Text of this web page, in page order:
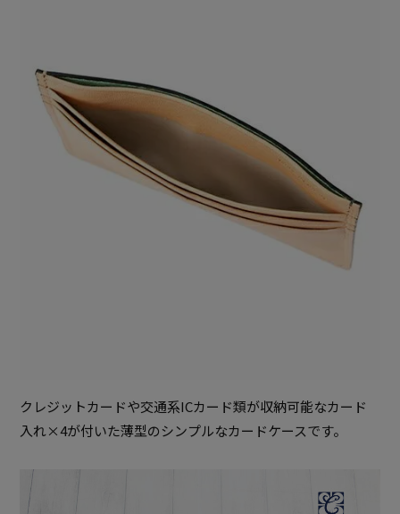
クレジットカードや交通系ICカード類が収納可能なカード
入れ×4が付いた薄型のシンプルなカードケースです。